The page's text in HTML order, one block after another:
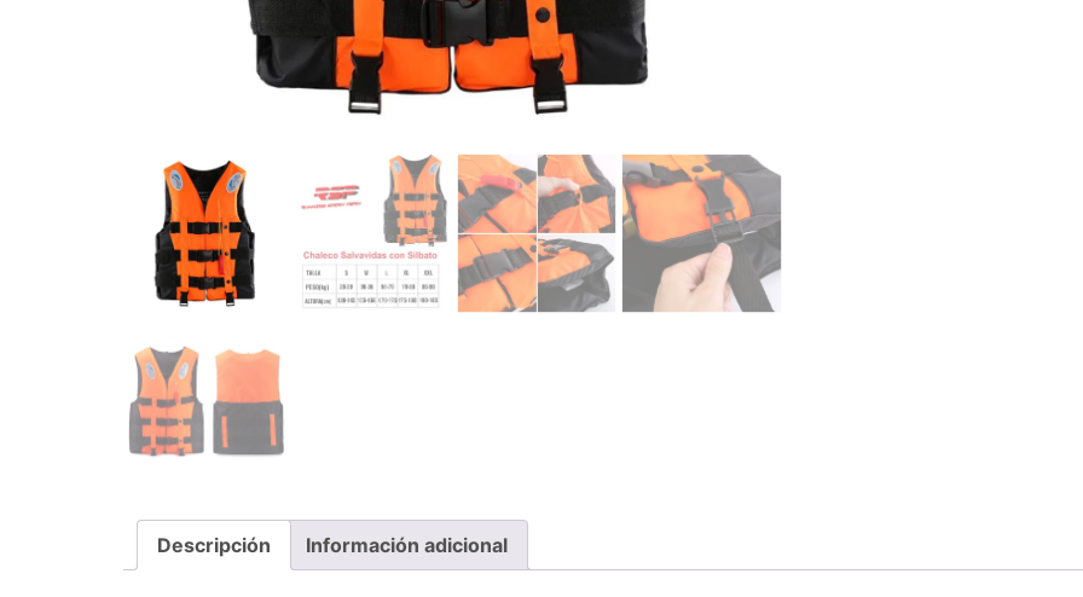
Descripción Información adicional